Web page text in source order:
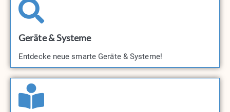
Geräte & Systeme
Entdecke neue smarte Geräte & Systeme!​